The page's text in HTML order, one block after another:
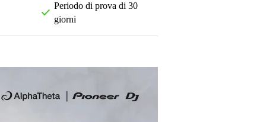
Periodo di prova di 30
giorni